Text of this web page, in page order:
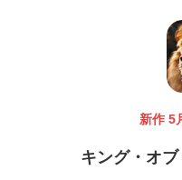
新作 5
キング・オ